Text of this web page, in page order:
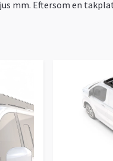
mm. Eftersom en